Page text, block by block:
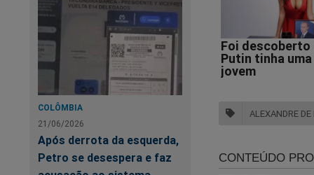
COLÔMBIA
21/06/2026
Após derrota da esquerda,
Petro se desespera e faz
cena-do-crime
O próprio
ALEXANDRE